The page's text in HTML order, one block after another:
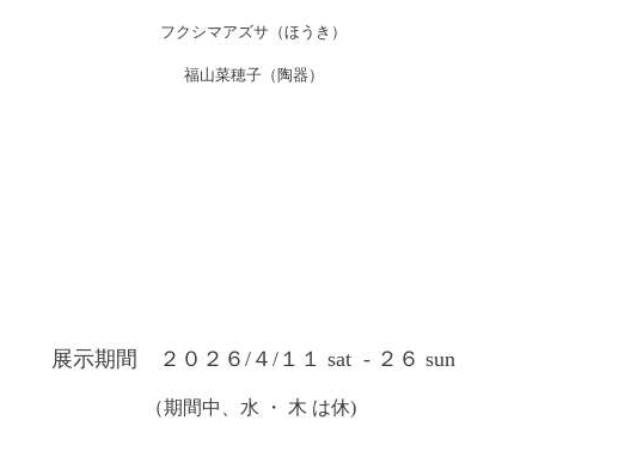
フクシマアズサ（ほうき）
福山菜穂子（陶器）
展示期間 ２０２６/４/１１ sat - ２６ sun
（期間中、水 ・ 木 は休)